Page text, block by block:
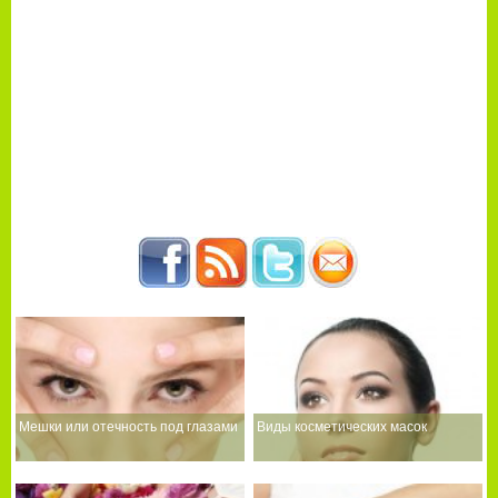
Мешки или отечность под глазами Виды косметических масок